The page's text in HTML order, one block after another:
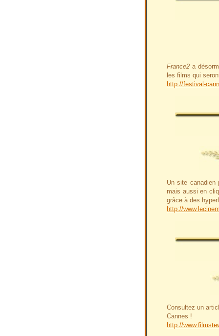
France2 a
les films qui
http://festival-
Un site
mais aussi en
grâce à des
http://
Consultez un
Cannes !
http://